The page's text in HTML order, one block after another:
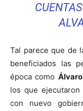
Tal parece que de
beneficiados las
época como
los que
con nuevo